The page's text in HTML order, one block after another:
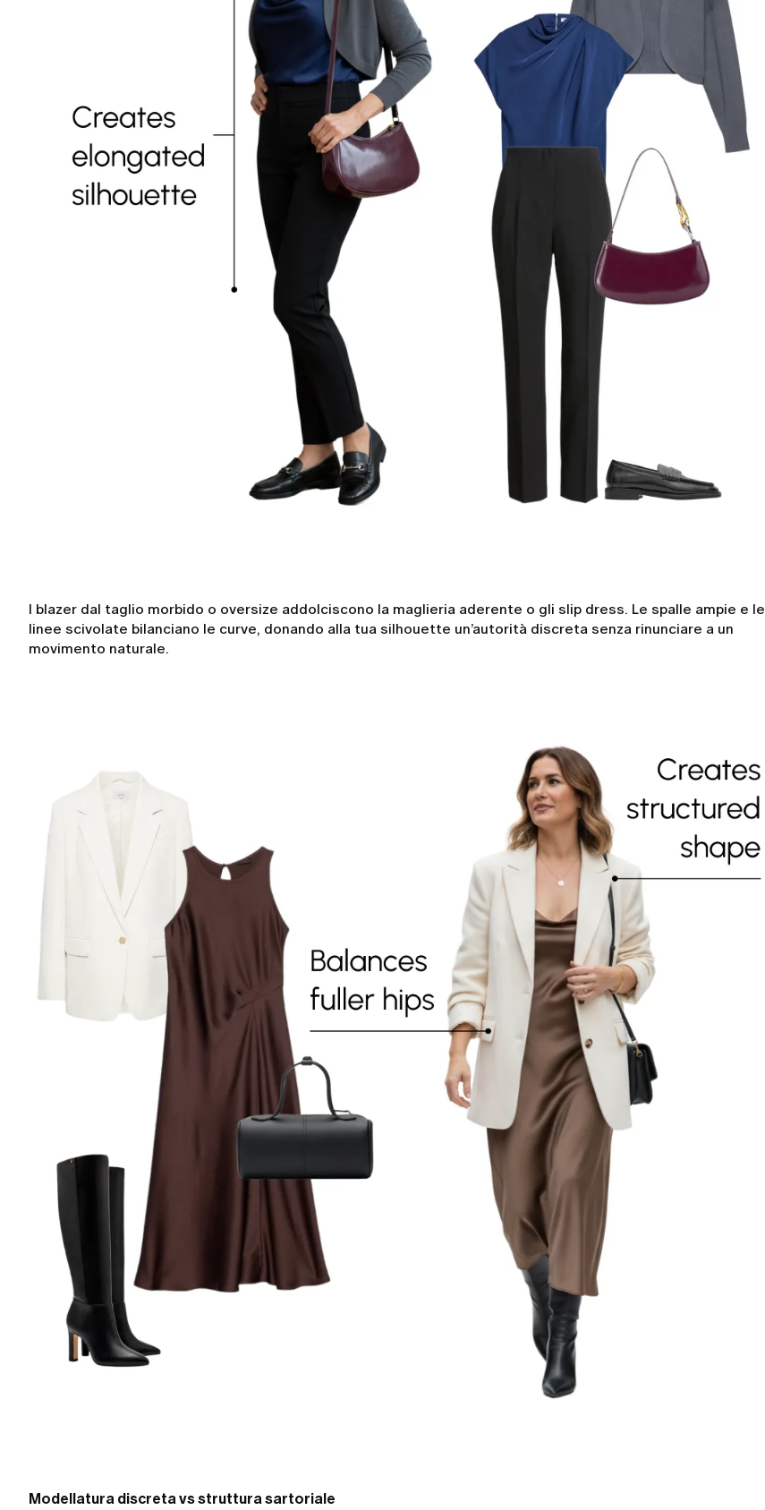
I blazer dal taglio morbido o oversize addolciscono la maglieria aderente o gli slip dress. Le spalle ampie e le
linee scivolate bilanciano le curve, donando alla tua silhouette un’autorità discreta senza rinunciare a un
movimento naturale.
Modellatura discreta vs struttura sartoriale